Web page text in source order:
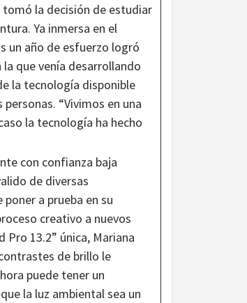
tomó la decisión de estudiar
Ya inmersa en el
un año de esfuerzo logró
que venía desarrollando
la tecnología disponible
“Vivimos en una
la tecnología ha hecho
de diversas
a prueba en su
creativo a nuevos
Pro 13.2” única, Mariana
de brillo le
puede tener un
la luz ambiental sea un